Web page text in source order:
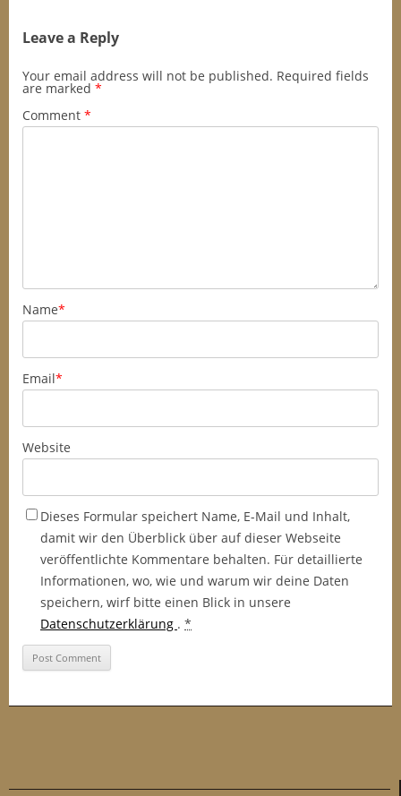
Leave a Reply
Your email address will not be published. Required fields
are marked *
Comment *
Name*
Email*
Website
Dieses Formular speichert Name, E-Mail und Inhalt,
damit wir den Überblick über auf dieser Webseite
veröffentlichte Kommentare behalten. Für detaillierte
Informationen, wo, wie und warum wir deine Daten
speichern, wirf bitte einen Blick in unsere
Datenschutzerklärung . *